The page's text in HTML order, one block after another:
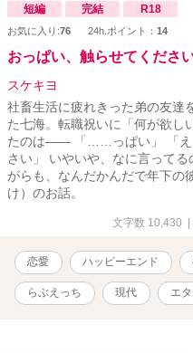
短編 完結 R18
お気に入り:76 24h.ポイント： 14
おっぱい、触らせてくださ
スケキヨ
社畜生活に疲れきった弟の友達
た七海。転職祝いに「何が欲し
たのは―― 「……っぱい」 「え
さい」 いやいや、なに言って
がらも、なんだかんだで年下の
け）のお話。
文字数 10,430
恋愛 ハッピーエンド
らぶえっち 現代 エ